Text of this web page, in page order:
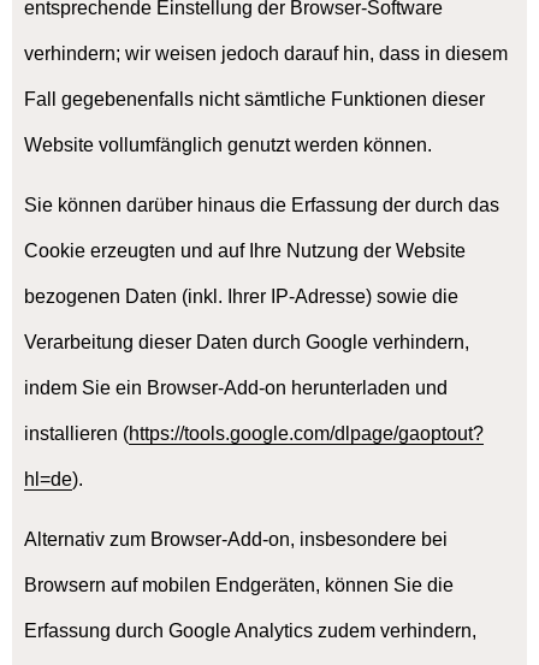
entsprechende Einstellung der Browser-Software
verhindern; wir weisen jedoch darauf hin, dass in diesem
Fall gegebenenfalls nicht sämtliche Funktionen dieser
Website vollumfänglich genutzt werden können.
Sie können darüber hinaus die Erfassung der durch das
Cookie erzeugten und auf Ihre Nutzung der Website
bezogenen Daten (inkl. Ihrer IP-Adresse) sowie die
Verarbeitung dieser Daten durch Google verhindern,
indem Sie ein Browser-Add-on herunterladen und
installieren (https://tools.google.com/dlpage/gaoptout?
hl=de).
Alternativ zum Browser-Add-on, insbesondere bei
Browsern auf mobilen Endgeräten, können Sie die
Erfassung durch Google Analytics zudem verhindern,